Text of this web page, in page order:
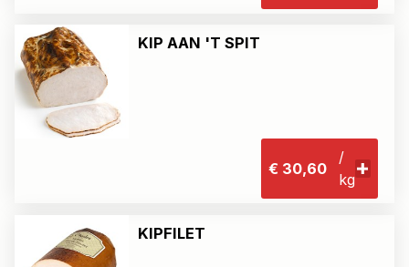
KIP AAN 'T SPIT
€ 30,60
/
kg
KIPFILET